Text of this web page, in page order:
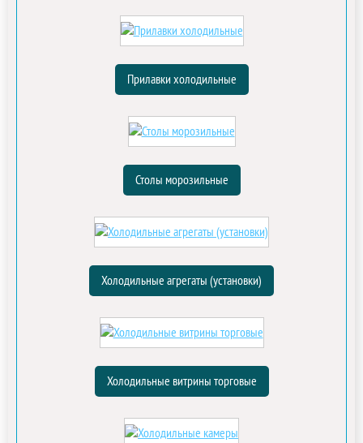
Прилавки холодильные
Столы морозильные
Холодильные агрегаты (установки)
Холодильные витрины торговые